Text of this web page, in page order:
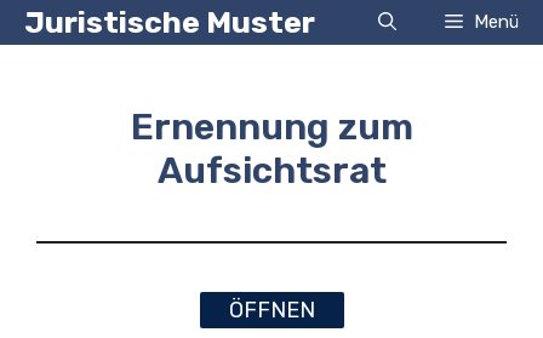
Zum
InhaltJuristische Muster Menü
Ernennung zum
Aufsichtsrat
ÖFFNEN